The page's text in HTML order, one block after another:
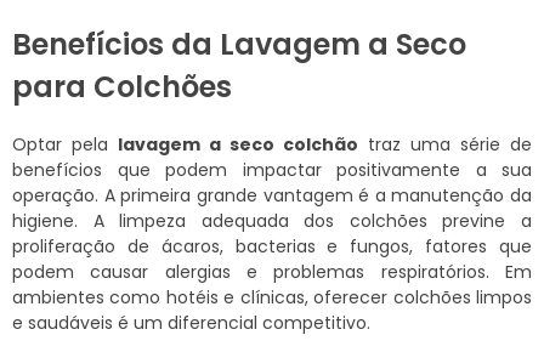
Benefícios da Lavagem a Seco
para Colchões
Optar pela lavagem a seco colchão traz uma série de
benefícios que podem impactar positivamente a sua
operação. A primeira grande vantagem é a manutenção da
higiene. A limpeza adequada dos colchões previne a
proliferação de ácaros, bacterias e fungos, fatores que
podem causar alergias e problemas respiratórios. Em
ambientes como hotéis e clínicas, oferecer colchões limpos
e saudáveis é um diferencial competitivo.